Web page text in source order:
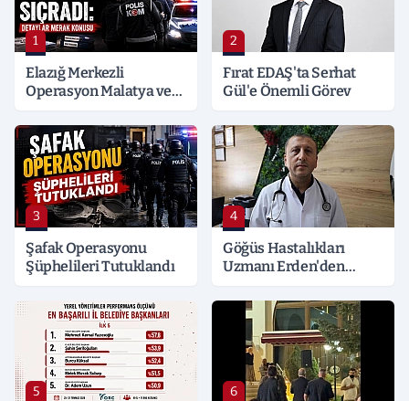
1
Elazığ Merkezli
Operasyon Malatya ve
Detaylar Merak Konusu
2
Fırat EDAŞ'ta Serhat
Gül'e Önemli Görev
3
Şafak Operasyonu
Şüphelileri Tutuklandı
4
Göğüs Hastalıkları
Uzmanı Erden'den
5 6